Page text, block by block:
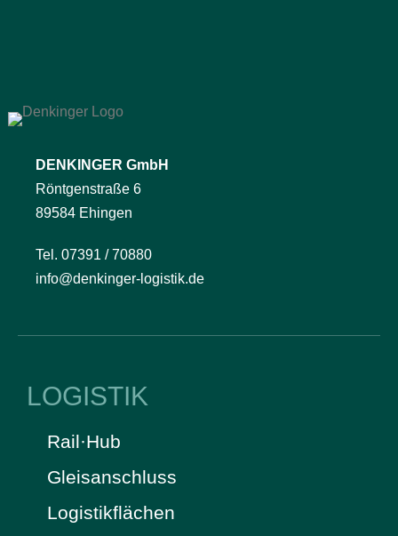
DENKINGER GmbH
Röntgenstraße 6
89584 Ehingen
Tel. 07391 / 70880
info@denkinger-logistik.de
LOGISTIK
Rail·Hub
Gleisanschluss
Logistikflächen